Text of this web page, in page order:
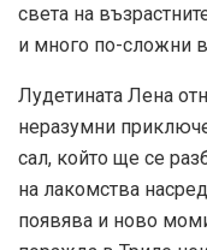
света на
и много по-сложни
Лудетината Лена
неразумни
сал, който ще се
на лакомства
появява и ново